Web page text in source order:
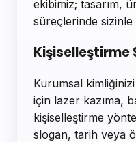
ekibimiz; tasarım,
süreçlerinde
Kişiselleştirme
Kurumsal
için lazer kazıma,
kişiselleştirme
slogan, tarih veya